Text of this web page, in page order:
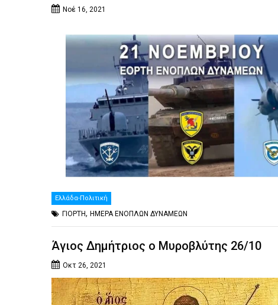
Νοέ 16, 2021
Ελλάδα-Πολιτική
ΓΙΟΡΤΗ, ΗΜΕΡΑ ΕΝΟΠΛΩΝ ΔΥΝΑΜΕΩΝ
Άγιος Δημήτριος ο Μυροβλύτης 26/10
Οκτ 26, 2021